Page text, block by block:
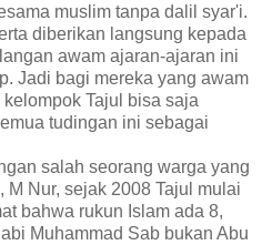
muslim tanpa dalil syar'i.
diberikan langsung kepada
awam ajaran-ajaran ini
Jadi bagi mereka yang awam
Tajul bisa saja
tudingan ini sebagai
salah seorang warga yang
Nur, sejak 2008 Tajul mulai
bahwa rukun Islam ada 8,
Muhammad Sab bukan Abu